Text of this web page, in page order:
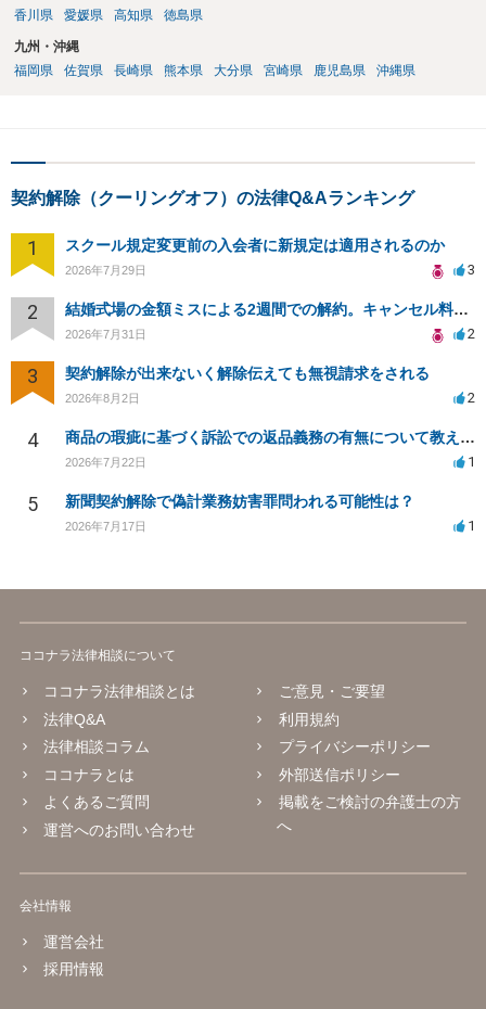
香川県
愛媛県 高知県 徳島県
九州・沖縄
福岡県
佐賀県 長崎県 熊本県 大分県 宮崎県 鹿児島県 沖縄県
契約解除（クーリングオフ）の法律Q&Aランキング
1 スクール規定変更前の入会者に新規定は適用されるのか
2026年7月29日 3
2 結婚式場の金額ミスによる2週間での解約。キャンセル料10万円の免除は可能か。
2026年7月31日 2
3 契約解除が出来ないく解除伝えても無視請求をされる
2026年8月2日 2
4 商品の瑕疵に基づく訴訟での返品義務の有無について教えてください
2026年7月22日 1
5 新聞契約解除で偽計業務妨害罪問われる可能性は？
2026年7月17日 1
ココナラ法律相談について
ココナラ法律相談とは
法律Q&A
法律相談コラム
ココナラとは
よくあるご質問
運営へのお問い合わせ
ご意見・ご要望
利用規約
プライバシーポリシー
外部送信ポリシー
掲載をご検討の弁護士の方
へ
会社情報
運営会社
採用情報